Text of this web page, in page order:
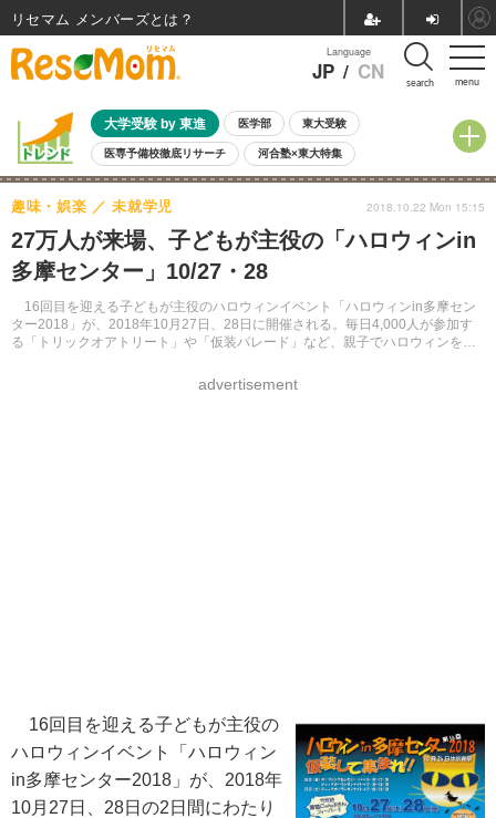
menu
Language
JP / CN search
大学受験 by 東進 医学部 東大受験
医専予備校徹底リサーチ 河合塾×東大特集
親子で考える大学選び 高校受験 中学受験 小学校受験
共通テスト 夏休み
8月開催イベント・WS 全国公立高校 過去問 人気記事
自由研究教材（小学生向け） 自由研究教材（中学生向け）
27万人が来場、子どもが主役の「ハロウィンin
多摩センター」10/27・28
16回目を迎える子どもが主役のハロウィンイベント「ハロウィンin多摩セン
ター2018」が、2018年10月27日、28日に開催される。毎日4,000人が参加す
る「トリックオアトリート」や「仮装パレード」など、親子でハロウィンを思
趣味・娯楽 未就学児
advertisement
2018.10.22 Mon 15:15
16回目を迎える子どもが主役の
ハロウィンイベント「ハロウィン
in多摩センター2018」が、2018年
10月27日、28日の2日間にわたり
リセマム メンバーズ